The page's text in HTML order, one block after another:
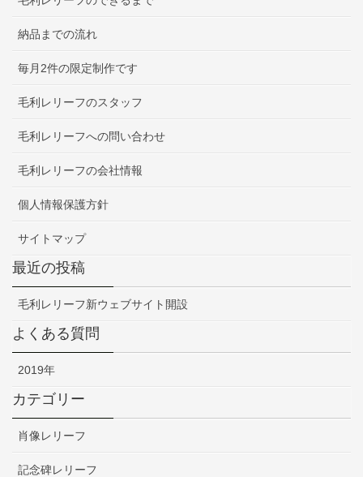
納品までの流れ
毎月2件の限定制作です
毛利レリーフのスタッフ
毛利レリーフへの問い合わせ
毛利レリーフの会社情報
個人情報保護方針
サイトマップ
最近の投稿
毛利レリーフ新ウェブサイト開設
よくある質問
2019年
カテゴリー
肖像レリーフ
記念碑レリーフ